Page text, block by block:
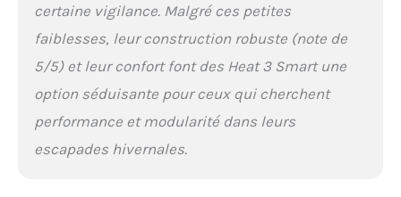
chaque fois que cela est
contenant jusqu'à 100%
de matières recyclées).
𝐔𝐍𝐄 𝐂𝐎𝐌𝐁𝐈𝐍𝐀𝐈𝐒𝐎𝐍
𝐈𝐍𝐓𝐄𝐋𝐋𝐈𝐆𝐄𝐍𝐓𝐄 𝐆𝐑Â𝐂𝐄
𝐀𝐔 𝐇𝐄𝐀𝐓 𝐋𝐀𝐘𝐄𝐑 𝐒𝐘𝐒𝐓𝐄𝐌
certaine vigilance. Malgré ces petites
faiblesses, leur construction robuste (note de
5/5) et leur confort font des Heat 3 Smart une
option séduisante pour ceux qui cherchent
performance et modularité dans leurs
escapades hivernales.